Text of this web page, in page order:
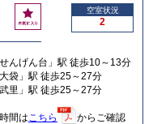
お
気
に
入
り
空室状況
2
んげん台」駅 徒歩10～13分
袋」駅 徒歩25～27分
里」駅 徒歩25～27分
間は こちら
からご確認